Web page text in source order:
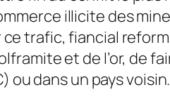
illicite des
trafic, fiancial
et de l’or, de
dans un pays